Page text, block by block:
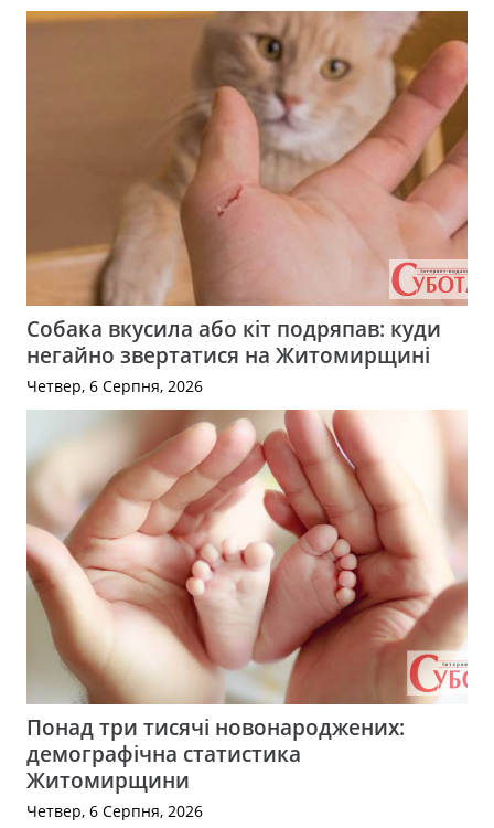
Собака вкусила або кіт подряпав: куди
негайно звертатися на Житомирщині
Четвер, 6 Серпня, 2026
Понад три тисячі новонароджених:
демографічна статистика
Житомирщини
Четвер, 6 Серпня, 2026